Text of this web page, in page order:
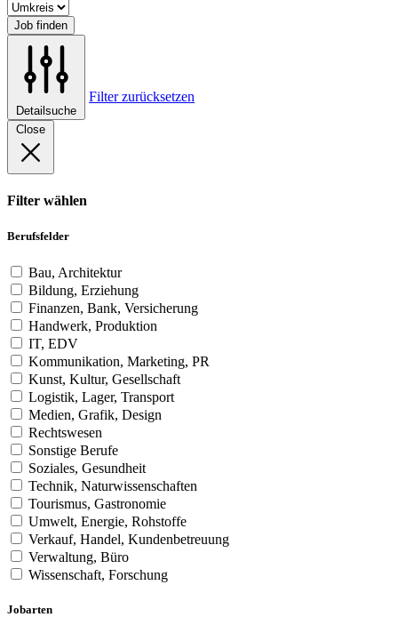
Job finden
Detailsuche
Filter zurücksetzen
Close
Filter wählen
Berufsfelder
Bau, Architektur
Bildung, Erziehung
Finanzen, Bank, Versicherung
Handwerk, Produktion
IT, EDV
Kommunikation, Marketing, PR
Kunst, Kultur, Gesellschaft
Logistik, Lager, Transport
Medien, Grafik, Design
Rechtswesen
Sonstige Berufe
Soziales, Gesundheit
Technik, Naturwissenschaften
Tourismus, Gastronomie
Umwelt, Energie, Rohstoffe
Verkauf, Handel, Kundenbetreuung
Verwaltung, Büro
Wissenschaft, Forschung
Jobarten